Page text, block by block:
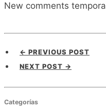
New comments
← PREVIOUS POST
NEXT POST →
Categorías